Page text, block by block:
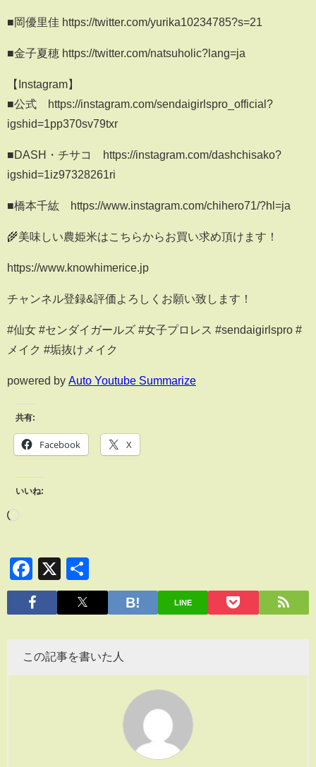
■岡優里佳 https://twitter.com/yurika10234785?s=21
■金子夏穂 https://twitter.com/natsuholic?lang=ja
【Instagram】
■公式 https://instagram.com/sendaigirlspro_official?
igshid=1pp370sv79txr
■DASH・チサコ https://instagram.com/dashchisako?
igshid=1iz97328261ri
■橋本千紘 https://www.instagram.com/chihero71/?hl=ja
🌾美味しい農姫米はこちらからお買い求め頂けます！
https://www.knowhimerice.jp
チャンネル登録&評価よろしくお願い致します！
#仙女 #センダイガールズ #女子プロレス #sendaigirlspro #
メイク #垢抜けメイク
powered by Auto Youtube Summarize
共有:
Facebook X
いいね:
Facebook
X
有
LINE
この記事を書いた人